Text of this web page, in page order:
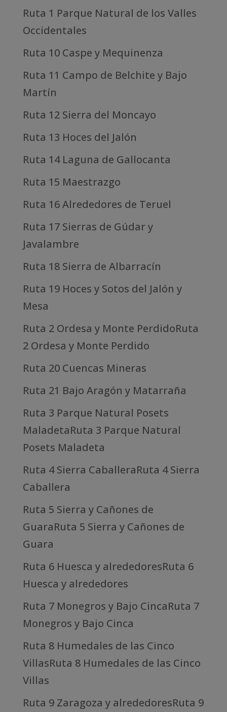
Ruta 1 Parque Natural de los Valles
Occidentales
Ruta 10 Caspe y Mequinenza
Ruta 11 Campo de Belchite y Bajo
Martín
Ruta 12 Sierra del Moncayo
Ruta 13 Hoces del Jalón
Ruta 14 Laguna de Gallocanta
Ruta 15 Maestrazgo
Ruta 16 Alrededores de Teruel
Ruta 17 Sierras de Gúdar y
Javalambre
Ruta 18 Sierra de Albarracín
Ruta 19 Hoces y Sotos del Jalón y
Mesa
Ruta 2 Ordesa y Monte PerdidoRuta
2 Ordesa y Monte Perdido
Ruta 20 Cuencas Mineras
Ruta 21 Bajo Aragón y Matarraña
Ruta 3 Parque Natural Posets
MaladetaRuta 3 Parque Natural
Posets Maladeta
Ruta 4 Sierra CaballeraRuta 4 Sierra
Caballera
Ruta 5 Sierra y Cañones de
GuaraRuta 5 Sierra y Cañones de
Guara
Ruta 6 Huesca y alrededoresRuta 6
Huesca y alrededores
Ruta 7 Monegros y Bajo CincaRuta 7
Monegros y Bajo Cinca
Ruta 8 Humedales de las Cinco
VillasRuta 8 Humedales de las Cinco
Villas
Ruta 9 Zaragoza y alrededoresRuta 9